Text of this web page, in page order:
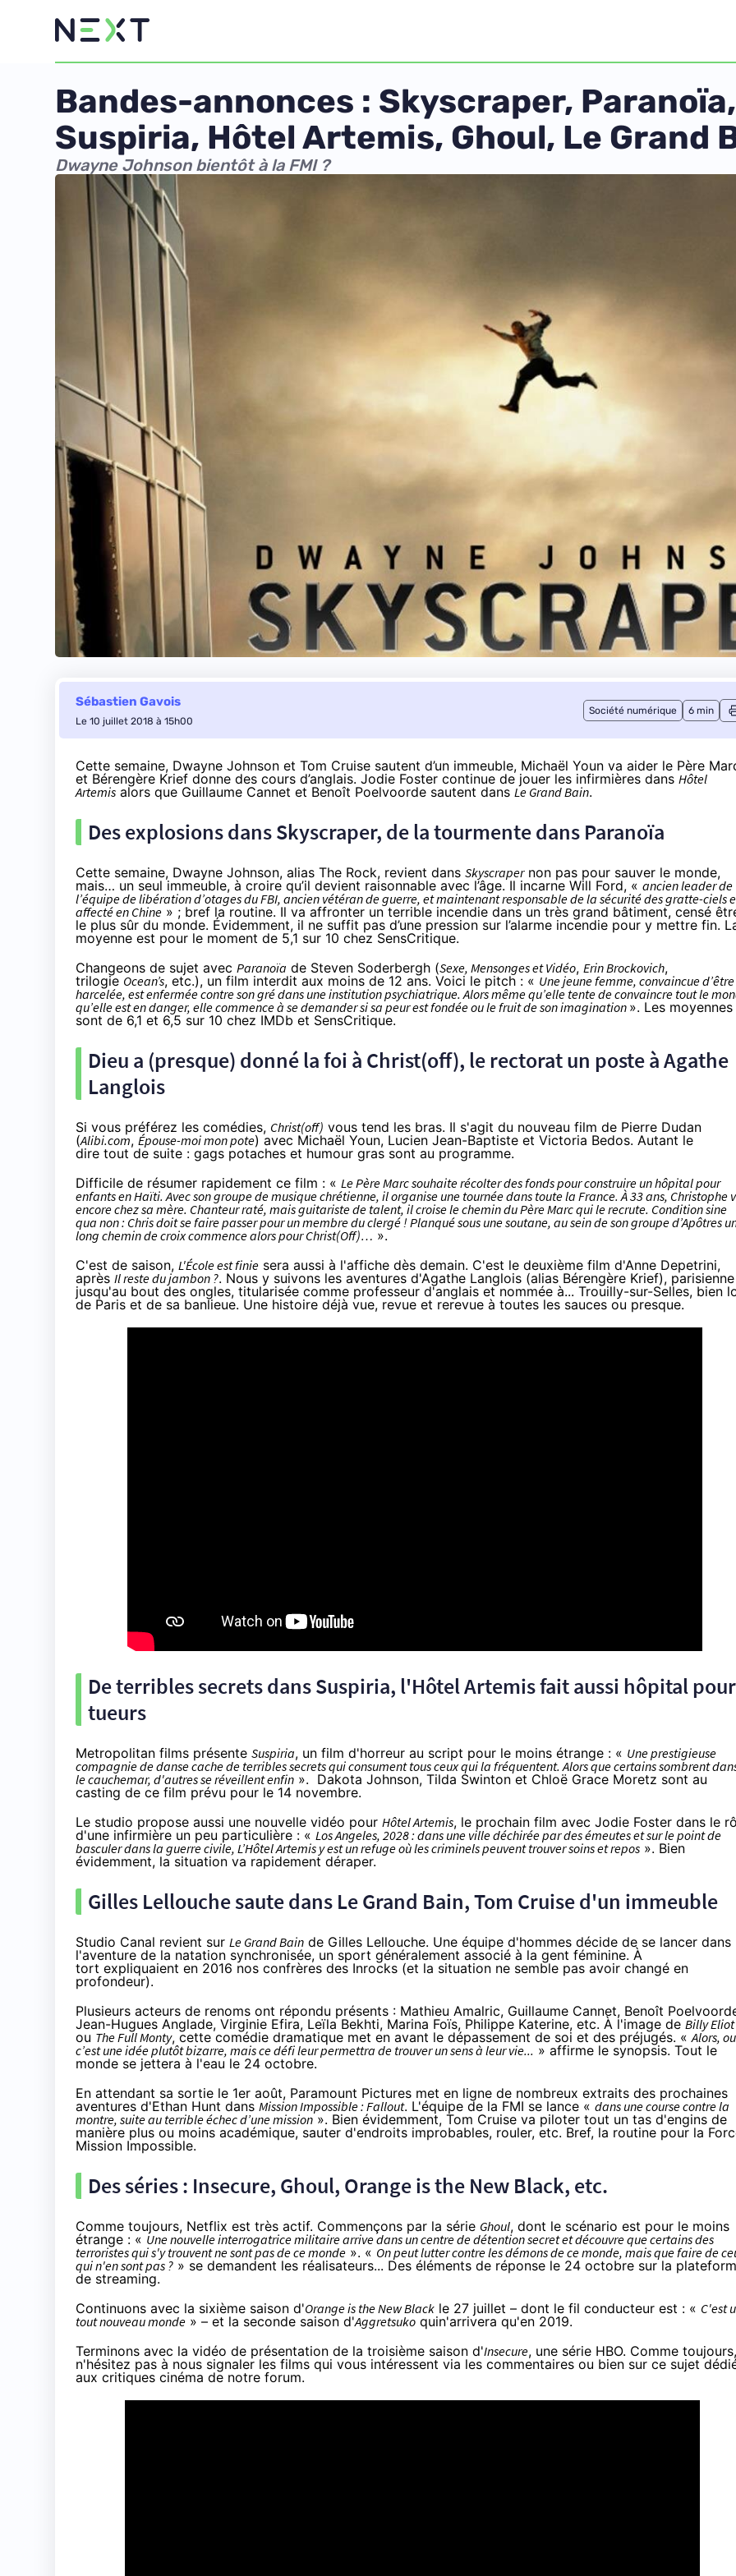
Bandes-annonces : Skyscraper,
Suspiria, Hôtel Artemis, Ghoul, Le Grand
Dwayne Johnson bientôt à la FMI ?
Sébastien Gavois
Le 10 juillet 2018 à 15h00
Société numérique 6 min
Cette semaine, Dwayne Johnson et Tom Cruise sautent d’un immeuble, Michaël Youn va aider le Père
et Bérengère Krief donne des cours d’anglais. Jodie Foster continue de jouer les infirmières dans Hôtel
Artemis alors que Guillaume Cannet et Benoît Poelvoorde sautent dans Le Grand Bain.
Des explosions dans Skyscraper, de la tourmente dans Paranoïa
Cette semaine, Dwayne Johnson, alias The Rock, revient dans Skyscrapernon pas pour sauver le monde,
mais… un seul immeuble, à croire qu’il devient raisonnable avec l’âge. Il incarne Will Ford, « ancien leader de
l’équipe de libération d’otages du FBI, ancien vétéran de guerre, et maintenant responsable de la sécurité des gratte-ciels
affecté en Chine » ; bref la routine. Il va affronter un terrible incendie dans un très grand bâtiment, censé
le plus sûr du monde. Évidemment, il ne suffit pas d’une pression sur l’alarme incendie pour y mettre fin.
moyenne est pour le moment de 5,1 sur 10 chez SensCritique.
Changeons de sujet avec Paranoïa de Steven Soderbergh (Sexe, Mensonges et Vidéo, Erin Brockovich,
trilogie Ocean’s, etc.), un film interdit aux moins de 12 ans. Voici le pitch : « Une jeune femme, convaincue d’être
harcelée, est enfermée contre son gré dans une institution psychiatrique. Alors même qu’elle tente de convaincre tout le
qu’elle est en danger, elle commence à se demander si sa peur est fondée ou le fruit de son imagination ». Les moyennes
sont de 6,1 et 6,5 sur 10 chez IMDb et SensCritique.
Dieu a (presque) donné la foi à Christ(off), le rectorat un poste à Agathe
Langlois
Si vous préférez les comédies, Christ(off) vous tend les bras. Il s'agit du nouveau film de Pierre Dudan
(Alibi.com, Épouse-moi mon pote) avec Michaël Youn, Lucien Jean-Baptiste et Victoria Bedos. Autant le
dire tout de suite : gags potaches et humour gras sont au programme.
Difficile de résumer rapidement ce film : « Le Père Marc souhaite récolter des fonds pour construire un hôpital pour
enfants en Haïti. Avec son groupe de musique chrétienne, il organise une tournée dans toute la France. À 33 ans, Christophe
encore chez sa mère. Chanteur raté, mais guitariste de talent, il croise le chemin du Père Marc qui le recrute. Condition sine
qua non : Chris doit se faire passer pour un membre du clergé ! Planqué sous une soutane, au sein de son groupe d’Apôtres
long chemin de croix commence alors pour Christ(Off)… ».
C'est de saison, L'École est finie sera aussi à l'affiche dès demain. C'est le deuxième film d'Anne Depetrini,
après Il reste du jambon ?. Nous y suivons les aventures d'Agathe Langlois (alias Bérengère Krief), parisienne
jusqu'au bout des ongles, titularisée comme professeur d'anglais et nommée à... Trouilly-sur-Selles, bien
de Paris et de sa banlieue. Une histoire déjà vue, revue et rerevue à toutes les sauces ou presque.
De terribles secrets dans Suspiria, l'Hôtel Artemis fait aussi hôpital pour
tueurs
Metropolitan films présente Suspiria, un film d'horreur au script pour le moins étrange : « Une prestigieuse
compagnie de danse cache de terribles secrets qui consument tous ceux qui la fréquentent. Alors que certains sombrent
le cauchemar, d'autres se réveillent enfin ». Dakota Johnson, Tilda Swinton et Chloë Grace Moretz sont au
casting de ce film prévu pour le 14 novembre.
Le studio propose aussi une nouvelle vidéo pour Hôtel Artemis, le prochain film avec Jodie Foster dans le
d'une infirmière un peu particulière : « Los Angeles, 2028 : dans une ville déchirée par des émeutes et sur le point de
basculer dans la guerre civile, L’Hôtel Artemis y est un refuge où les criminels peuvent trouver soins et repos ». Bien
évidemment, la situation va rapidement déraper.
Gilles Lellouche saute dans Le Grand Bain, Tom Cruise d'un immeuble
Studio Canal revient sur Le Grand Bain de Gilles Lellouche. Une équipe d'hommes décide de se lancer dans
l'aventure de la natation synchronisée, un sport généralement associé à la gent féminine. À
tort expliquaient en 2016 nos confrères des Inrocks (et la situation ne semble pas avoir changé en
profondeur).
Plusieurs acteurs de renoms ont répondu présents : Mathieu Amalric, Guillaume Cannet, Benoît
Jean-Hugues Anglade, Virginie Efira, Leïla Bekhti, Marina Foïs, Philippe Katerine, etc. À l'image de Billy Eliot
ou The Full Monty, cette comédie dramatique met en avant le dépassement de soi et des préjugés. «Alors,
c’est une idée plutôt bizarre, mais ce défi leur permettra de trouver un sens à leur vie... » affirme le synopsis. Tout le
monde se jettera à l'eau le 24 octobre.
En attendant sa sortie le 1er août, Paramount Pictures met en ligne de nombreux extraits des prochaines
aventures d'Ethan Hunt dans Mission Impossible : Fallout. L'équipe de la FMI se lance « dans une course contre la
montre, suite au terrible échec d’une mission ». Bien évidemment, Tom Cruise va piloter tout un tas d'engins de
manière plus ou moins académique, sauter d'endroits improbables, rouler, etc. Bref, la routine pour la
Mission Impossible.
Des séries : Insecure, Ghoul, Orangeis the New Black, etc.
Comme toujours, Netflix est très actif. Commençons par la série Ghoul, dont le scénario est pour le moins
étrange : « Une nouvelle interrogatrice militaire arrive dans un centre de détention secret et découvre que certains des
terroristes qui s'y trouvent ne sont pas de ce monde ». « On peut lutter contre les démons de ce monde, mais que faire de
qui n'en sont pas ? » se demandent les réalisateurs... Des éléments de réponse le 24 octobre sur la
de streaming.
Continuons avec la sixième saison d'Orangeis the New Black le 27 juillet – dont le fil conducteur est : « C'est
tout nouveau monde » – et la seconde saison d'Aggretsuko quin'arrivera qu'en 2019.
Terminons avec la vidéo de présentation de la troisième saison d'Insecure, une série HBO. Comme toujours,
n'hésitez pas à nous signaler les films qui vous intéressent via les commentaires ou bien sur ce sujet
aux critiques cinéma de notre forum.